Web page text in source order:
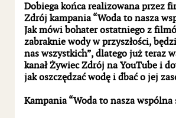
Dobiega końca realizowana przez
Zdrój kampania “Woda to nasza
Jak mówi bohater ostatniego z
zabraknie wody w przyszłości,
nas wszystkich”, dlatego już teraz
kanał Żywiec Zdrój na YouTube i
jak oszczędzać wodę i dbać o jej
Kampania “Woda to nasza wspólna